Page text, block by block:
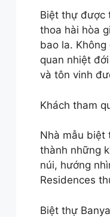
Biệt thự được
thoa hài hòa
bao la.
quan nhiệt
và tôn vinh
Khách tham
Nhà mẫu biệt
thành những
núi, hướng
Residences
Biệt thự